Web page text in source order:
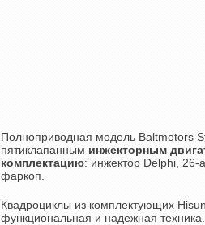
Полноприводная модель Baltmotors
пятиклапанным инжекторным
комплектацию: инжектор Delphi, 26-
фаркоп.
Квадроциклы из комплектующих
функциональная и надежная